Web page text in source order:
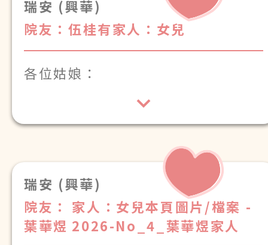
瑞安 (興華)
院友：伍桂有家人：女兒
各位姑娘：
多謝多年一直照顧伍桂有，衷心感
謝！
瑞安 (興華)
院友：
葉華煜
家人：女兒本頁圖片/檔案 -
2026-No_4_葉華煜家人